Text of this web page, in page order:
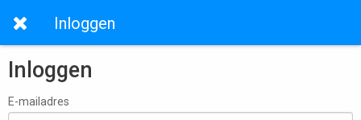
Inloggen
Inloggen
E-mailadres